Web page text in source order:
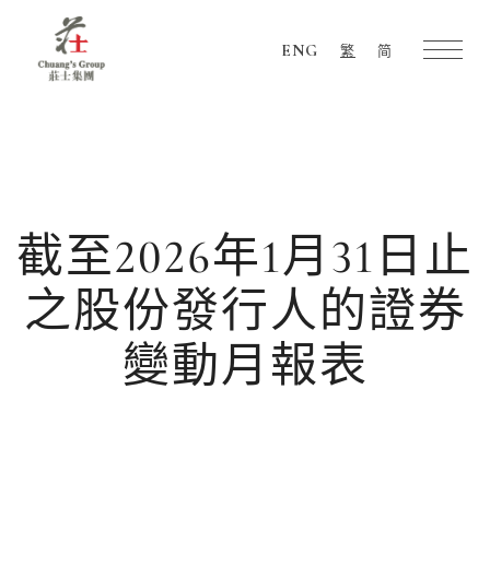
ENG 繁 简
截至2026年1月31日止
之股份發行人的證券
變動月報表